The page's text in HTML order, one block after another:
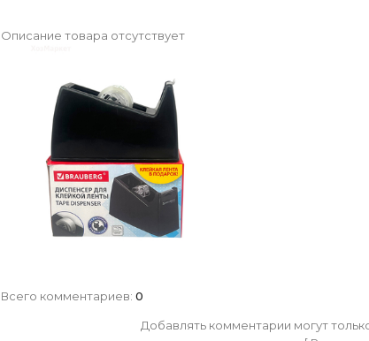
Описание товара отсутствует
Всего комментариев:0
Добавлять комментарии могут